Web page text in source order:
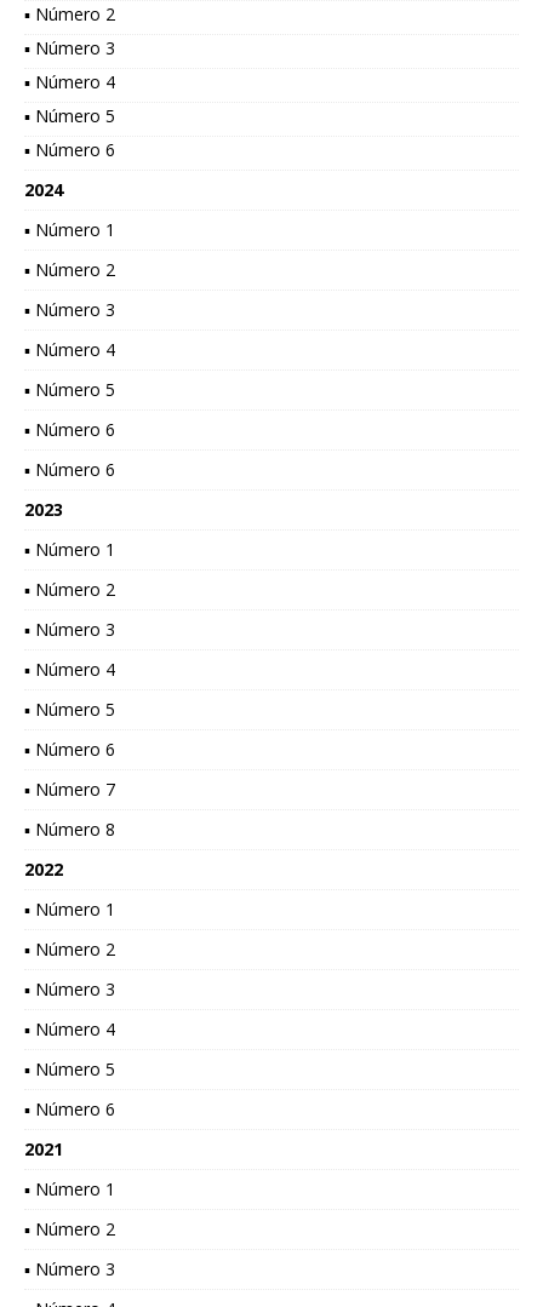
▪ Número 2
▪ Número 3
▪ Número 4
▪ Número 5
▪ Número 6
2024
▪ Número 1
▪ Número 2
▪ Número 3
▪ Número 4
▪ Número 5
▪ Número 6
▪ Número 6
2023
▪ Número 1
▪ Número 2
▪ Número 3
▪ Número 4
▪ Número 5
▪ Número 6
▪ Número 7
▪ Número 8
2022
▪ Número 1
▪ Número 2
▪ Número 3
▪ Número 4
▪ Número 5
▪ Número 6
2021
▪ Número 1
▪ Número 2
▪ Número 3